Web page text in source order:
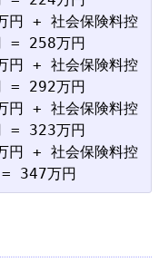
円 + 社会保険料控
= 258万円
円 + 社会保険料控
= 292万円
円 + 社会保険料控
= 323万円
円 + 社会保険料控